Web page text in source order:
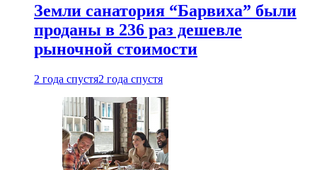
Земли санатория “Барвиха” были
проданы в 236 раз дешевле
рыночной стоимости
2 года спустя2 года спустя